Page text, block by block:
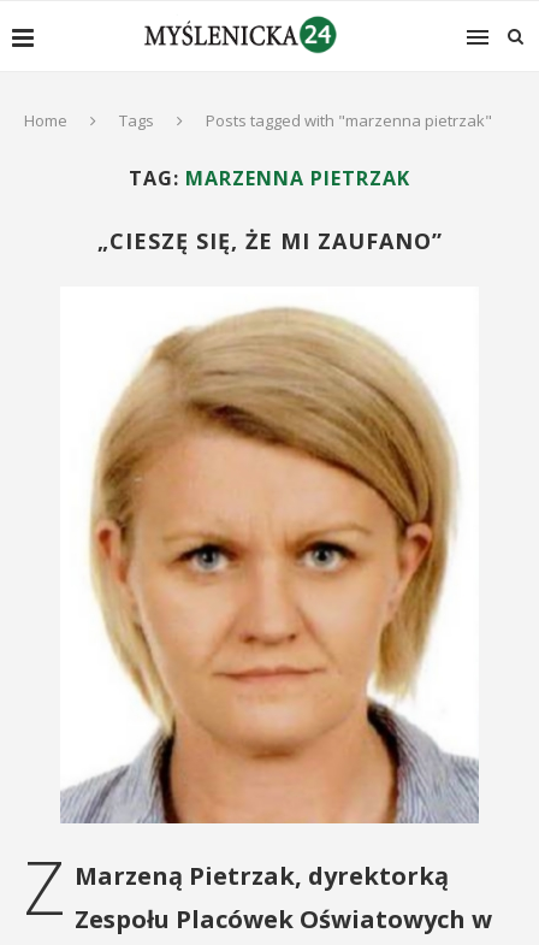
Home Tags Posts tagged with "marzenna pietrzak"
TAG: MARZENNA PIETRZAK
„CIESZĘ SIĘ, ŻE MI ZAUFANO”
Z Marzeną Pietrzak, dyrektorką
Zespołu Placówek Oświatowych w